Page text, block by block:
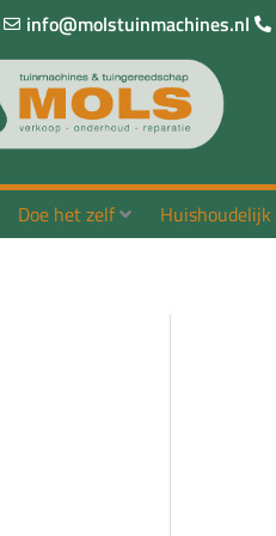
info@molstuinmachines.nl
Doe het zelf Huishoudelijk